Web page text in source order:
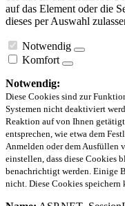
auf das Element oder die
dieses per Auswahl
Notwendig
Komfort
Notwendig:
Diese Cookies sind zur
Systemen nicht deaktiviert
Reaktion auf von Ihnen
entsprechen, wie etwa dem
Anmelden oder dem Ausfüllen
einstellen, dass diese Cookies
benachrichtigt werden. Einige
nicht. Diese Cookies speichern